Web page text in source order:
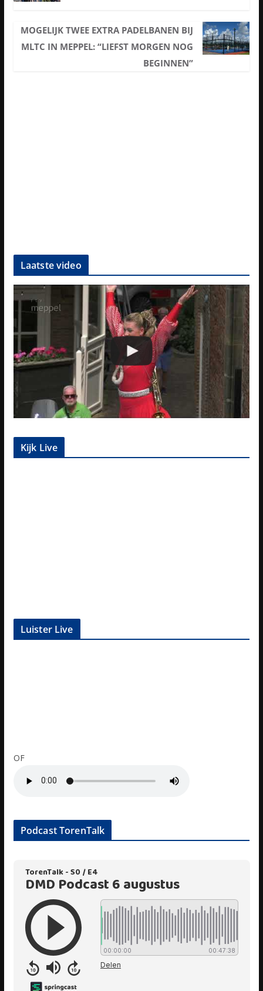
MOGELIJK TWEE EXTRA PADELBANEN BIJ
MLTC IN MEPPEL: “LIEFST MORGEN NOG
BEGINNEN”
Laatste video
Kijk Live
Luister Live
OF
Podcast TorenTalk